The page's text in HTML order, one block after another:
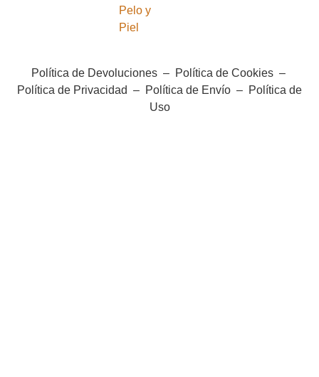
Pelo y
Piel
Política de Devoluciones– Política de Cookies–
Política de Privacidad – Política de Envío – Política de
Uso